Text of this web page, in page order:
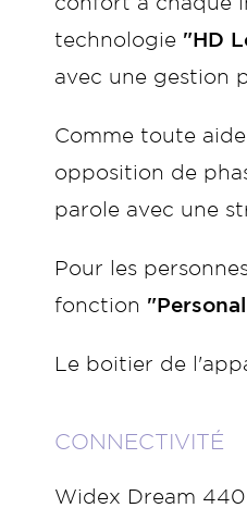
confort à chaque
technologie "HD
avec une gestion
Comme toute
opposition de
parole avec une
Pour les
fonction
Le boitier de
CONNECTIVITÉ
Widex Dream